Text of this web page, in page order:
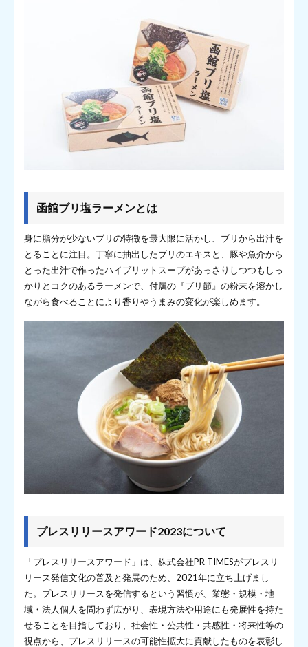
函館ブリ塩ラーメンとは
身に脂分が少ないブリの特徴を最大限に活かし、ブリから出汁を
とることに注目。丁寧に抽出したブリのエキスと、豚や魚介から
とった出汁で作ったハイブリットスープがあっさりしつつもしっ
かりとコクのあるラーメンで、付属の『ブリ節』の粉末を溶かし
ながら食べることにより香りやうまみの変化が楽しめます。
プレスリリースアワード2023について
「プレスリリースアワード」は、株式会社PR TIMESがプレスリ
リース発信文化の普及と発展のため、2021年に立ち上げまし
た。プレスリリースを発信するという習慣が、業態・規模・地
域・法人個人を問わず広がり、表現方法や用途にも発展性を持た
せることを目指しており、社会性・公共性・共感性・将来性等の
視点から、プレスリリースの可能性拡大に貢献したものを表彰し